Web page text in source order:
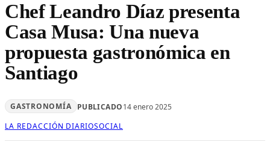
Chef Leandro Díaz presenta
Casa Musa: Una nueva
propuesta gastronómica en
Santiago
GASTRONOMÍA PUBLICADO14 enero 2025
LA REDACCIÓN DIARIOSOCIAL